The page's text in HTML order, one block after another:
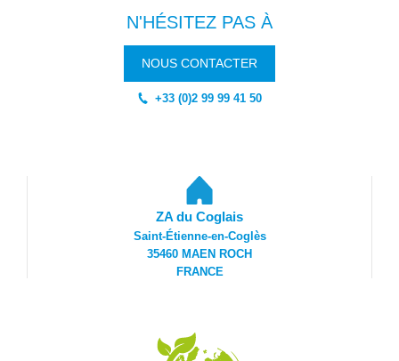
N'HÉSITEZ PAS À
NOUS CONTACTER
+33 (0)2 99 99 41 50
ZA du Coglais
Saint-Étienne-en-Coglès
35460 MAEN ROCH
FRANCE